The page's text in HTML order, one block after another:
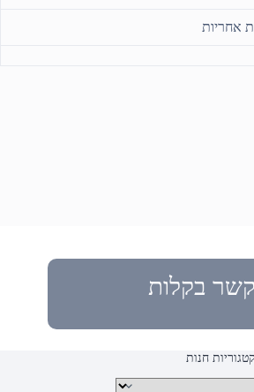
בקלות
קטגוריות חנות
קטגוריות מוצרים